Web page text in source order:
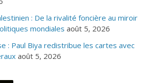
: De la rivalité foncière au miroir
mondiales août 5, 2026
: Paul Biya redistribue les cartes avec
août 5, 2026